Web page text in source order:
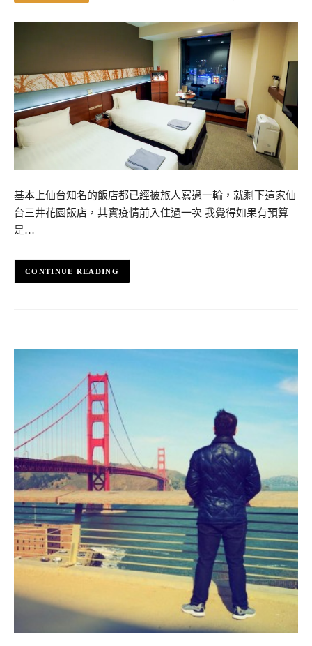
基本上仙台知名的飯店都已經被旅人寫過一輪，就剩下這家仙
台三井花園飯店，其實疫情前入住過一次 我覺得如果有預算
是…
CONTINUE READING